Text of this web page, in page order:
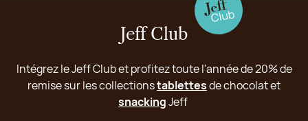
Jeff Club
Intégrez le Jeff Club et profitez toute l'année de 20% de
remise sur les collectionstablettesde chocolat et
snackingJeff